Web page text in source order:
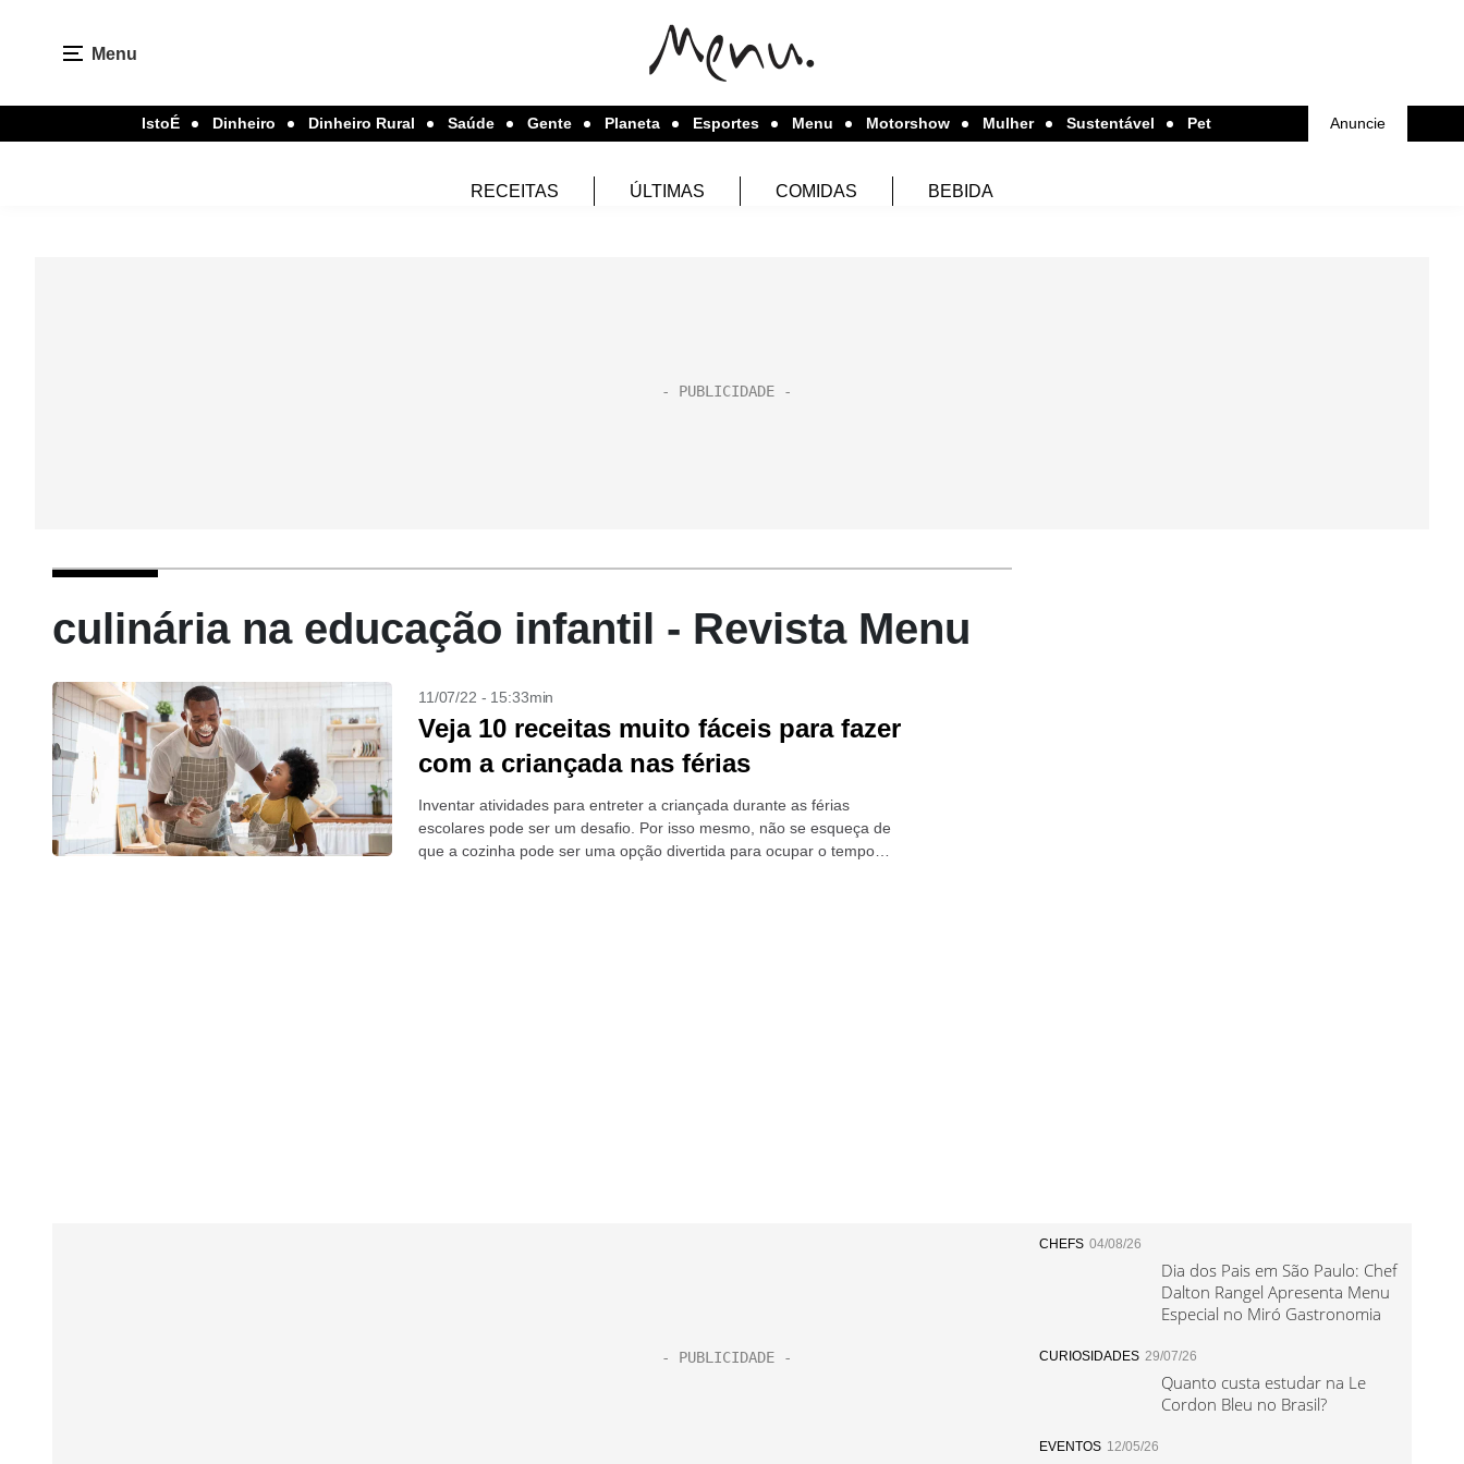
Menu
IstoÉ Dinheiro Dinheiro Rural Saúde Gente Planeta Esportes Menu Motorshow Mulher Sustentável Pet Anuncie
RECEITAS ÚLTIMAS COMIDAS BEBIDA
culinária na educação infantil - Revista Menu
11/07/22 - 15:33min
Veja 10 receitas muito fáceis para fazer
com a criançada nas férias
Inventar atividades para entreter a criançada durante as férias
escolares pode ser um desafio. Por isso mesmo, não se esqueça de
que a cozinha pode ser uma opção divertida para ocupar o tempo
CHEFS 04/08/26
Dia dos Pais em São Paulo: Chef
Dalton Rangel Apresenta Menu
Especial no Miró Gastronomia
CURIOSIDADES 29/07/26
Quanto custa estudar na Le
Cordon Bleu no Brasil?
EVENTOS 12/05/26